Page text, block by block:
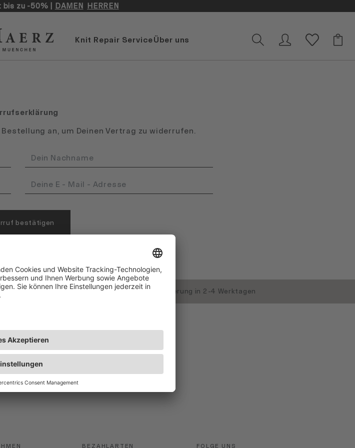
bis zu -50% | DAMEN HERREN
Knit Repair ServiceÜber uns
an, um Deinen Vertrag zu widerrufen.
bestätigen
Nachhaltige Verpackung Standardlieferung in 2-4 Werktagen
Newsletter
nächsten Einkauf!
BEZAHLARTEN FOLGE UNS